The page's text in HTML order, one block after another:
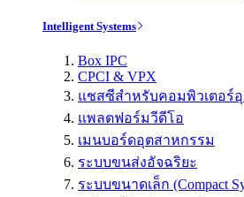
Intelligent Systems
Box IPC
CPCI & VPX
แชสซีสำหรับคอมพิวเตอร์
แพลตฟอร์มวีดีโอ
เมนบอร์ดอุตสาหกรรม
ระบบขนส่งอัจฉริยะ
ระบบขนาดเล็ก (Compact